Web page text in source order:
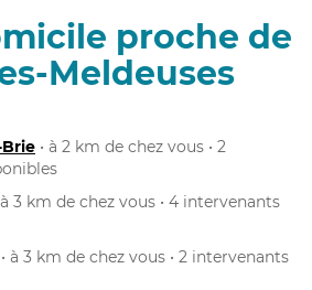
proche de
Meldeuses
• à 2 km de chez vous • 2
à 3 km de chez vous • 4 intervenants
• à 3 km de chez vous • 2 intervenants